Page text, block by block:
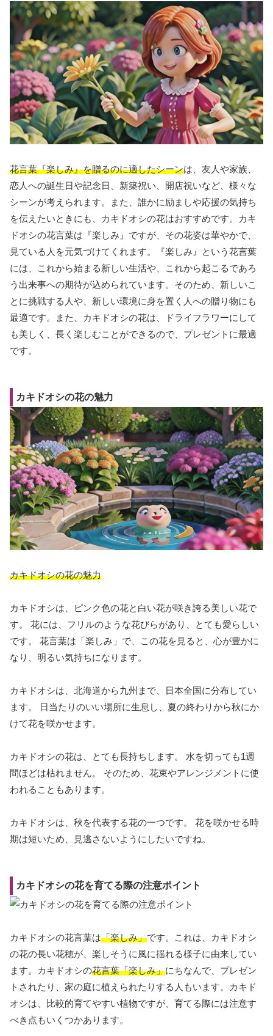
花言葉『楽しみ』を贈るのに適したシーンは、友人や家族、
恋人への誕生日や記念日、新築祝い、開店祝いなど、様々な
シーンが考えられます。また、誰かに励ましや応援の気持ち
を伝えたいときにも、カキドオシの花はおすすめです。カキ
ドオシの花言葉は『楽しみ』ですが、その花姿は華やかで、
見ている人を元気づけてくれます。『楽しみ』という花言葉
には、これから始まる新しい生活や、これから起こるであろ
う出来事への期待が込められています。そのため、新しいこ
とに挑戦する人や、新しい環境に身を置く人への贈り物にも
最適です。また、カキドオシの花は、ドライフラワーにして
も美しく、長く楽しむことができるので、プレゼントに最適
です。
カキドオシの花の魅力
カキドオシの花の魅力
カキドオシは、ピンク色の花と白い花が咲き誇る美しい花で
す。 花には、フリルのような花びらがあり、とても愛らしい
です。 花言葉は「楽しみ」で、この花を見ると、心が豊かに
なり、明るい気持ちになります。
カキドオシは、北海道から九州まで、日本全国に分布してい
ます。 日当たりのいい場所に生息し、夏の終わりから秋にか
けて花を咲かせます。
カキドオシの花は、とても長持ちします。 水を切っても1週
間ほどは枯れません。 そのため、花束やアレンジメントに使
われることもあります。
カキドオシは、秋を代表する花の一つです。 花を咲かせる時
期は短いため、見逃さないようにしたいですね。
カキドオシの花を育てる際の注意ポイント
カキドオシの花言葉は「楽しみ」です。これは、カキドオシ
の花の長い花穂が、楽しそうに風に揺れる様子に由来してい
ます。カキドオシの花言葉「楽しみ」にちなんで、プレゼン
トされたり、家の庭に植えられたりする人もいます。カキド
オシは、比較的育てやすい植物ですが、育てる際には注意す
べき点もいくつかあります。